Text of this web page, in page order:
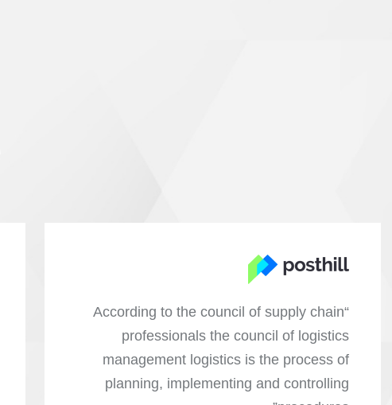
“According to the council of supply chain
professionals the council of logistics
management logistics is the process of
planning, implementing and controlling